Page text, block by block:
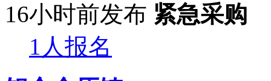
16小时前发布 紧急采购
1人报名